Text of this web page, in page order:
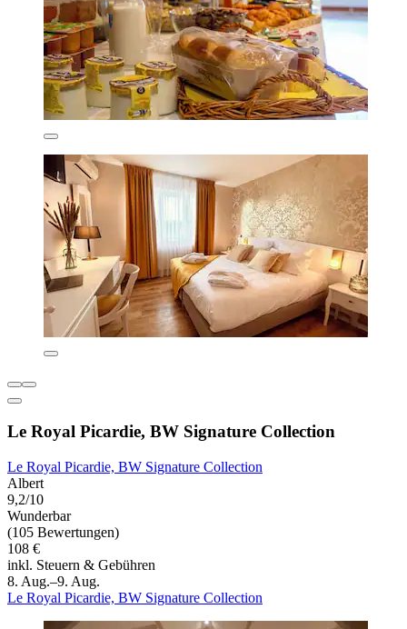
Le Royal Picardie, BW Signature Collection
Le Royal Picardie, BW Signature Collection
Albert
9,2/10
Wunderbar
(105 Bewertungen)
108 €
inkl. Steuern & Gebühren
8. Aug.–9. Aug.
Le Royal Picardie, BW Signature Collection